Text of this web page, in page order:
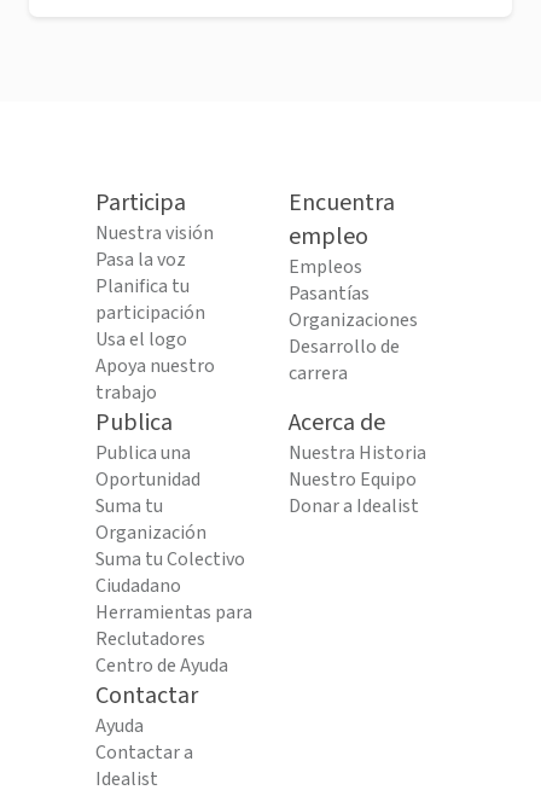
Participa
Nuestra visión
Pasa la voz
Planifica tu
participación
Usa el logo
Apoya nuestro
trabajo
Encuentra
empleo
Empleos
Pasantías
Organizaciones
Desarrollo de
carrera
Publica
Publica una
Oportunidad
Suma tu
Organización
Suma tu Colectivo
Ciudadano
Herramientas para
Reclutadores
Centro de Ayuda
Acerca de
Nuestra Historia
Nuestro Equipo
Donar a Idealist
Contactar
Ayuda
Contactar a
Idealist